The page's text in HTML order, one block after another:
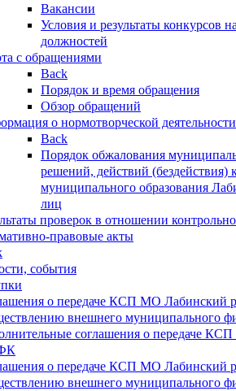
Вакансии
Условия и результаты конкурсов
должностей
с обращениями
Back
Порядок и время обращения
Обзор обращений
о нормотворческой деятельности
Back
Порядок обжалования
решений, действий (бездействия)
муниципального образования
лиц
проверок в отношении
правовые акты
события
о передаче КСП МО Лабинский
внешнего муниципального
соглашения о передаче
о передаче КСП МО Лабинский
внешнего муниципального